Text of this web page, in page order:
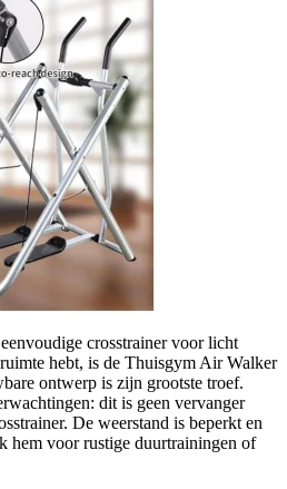
crosstrainer voor licht
hebt, is de Thuisgym Air Walker
ontwerp is zijn grootste troef.
dit is geen vervanger
De weerstand is beperkt en
hem voor rustige duurtrainingen of